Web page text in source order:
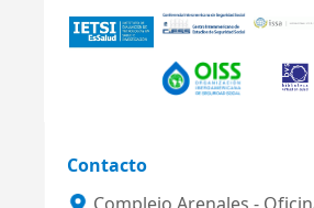
Contacto